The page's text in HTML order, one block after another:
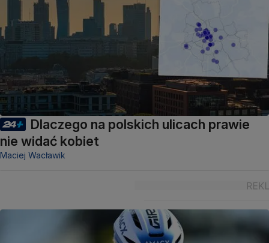
Dlaczego na polskich ulicach prawie
nie widać kobiet
Maciej Wacławik